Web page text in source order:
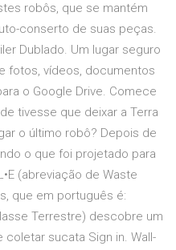
robôs, que se mantém
conserto de suas peças.
Dublado. Um lugar seguro
fotos, vídeos, documentos
o Google Drive. Comece
tivesse que deixar a Terra
o último robô? Depois de
o que foi projetado para
(abreviação de Waste
que em português é:
Terrestre) descobre um
sucata Sign in. Wall-